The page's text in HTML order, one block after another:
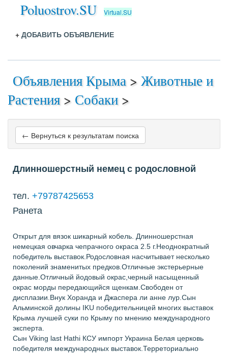
Poluostrov.SU Virtual.SU
+ ДОБАВИТЬ ОБЪЯВЛЕНИЕ
Объявления Крыма > Животные и
Растения > Собаки >
← Вернуться к результатам поиска
Длинношерстный немец с родословной
тел. +79787425653
Ранета
Открыт для вязок шикарный кобель. Длинношерстная
немецкая овчарка чепрачного окраса 2.5 г.Неоднократный
победитель выставок.Родословная насчитывает несколько
поколений знаменитых предков.Отличные экстерьерные
данные.Отличный йодовый окрас,черный насыщенный
окрас морды передающийся щенкам.Свободен от
дисплазии.Внук Хоранда и Джаспера ли анне лур.Сын
Альминской долины IKU победительницей многих выставок
Крыма лучшей суки по Крыму по мнению международного
эксперта.
Сын Viking last Hathi КСУ импорт Украина Белая церковь
победителя международных выставок.Терреториально